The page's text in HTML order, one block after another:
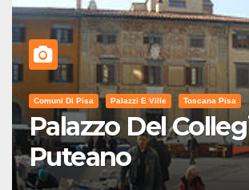
Comuni Di Pisa Palazzi E Ville Toscana Pisa
Palazzo Del
Puteano